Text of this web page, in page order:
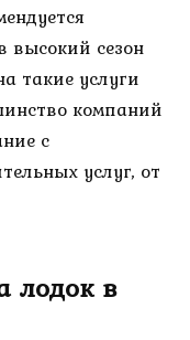
высокий сезон
такие услуги
компаний
с
услуг, от
лодок в